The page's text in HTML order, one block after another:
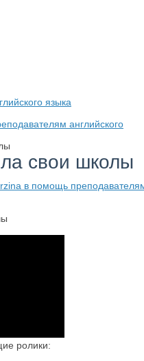
языка
английского
свои школы
в помощь
ролики: